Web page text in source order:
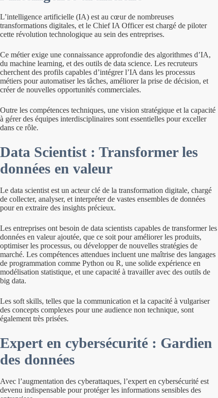
L’intelligence artificielle (IA) est au cœur de nombreuses
transformations digitales, et le Chief IA Officer est chargé de piloter
cette révolution technologique au sein des entreprises.
Ce métier exige une connaissance approfondie des algorithmes d’IA,
du machine learning, et des outils de data science. Les recruteurs
cherchent des profils capables d’intégrer l’IA dans les processus
métiers pour automatiser les tâches, améliorer la prise de décision, et
créer de nouvelles opportunités commerciales.
Outre les compétences techniques, une vision stratégique et la capacité
à gérer des équipes interdisciplinaires sont essentielles pour exceller
dans ce rôle.
Data Scientist : Transformer les
données en valeur
Le data scientist est un acteur clé de la transformation digitale, chargé
de collecter, analyser, et interpréter de vastes ensembles de données
pour en extraire des insights précieux.
Les entreprises ont besoin de data scientists capables de transformer les
données en valeur ajoutée, que ce soit pour améliorer les produits,
optimiser les processus, ou développer de nouvelles stratégies de
marché. Les compétences attendues incluent une maîtrise des langages
de programmation comme Python ou R, une solide expérience en
modélisation statistique, et une capacité à travailler avec des outils de
big data.
Les soft skills, telles que la communication et la capacité à vulgariser
des concepts complexes pour une audience non technique, sont
également très prisées.
Expert en cybersécurité : Gardien
des données
Avec l’augmentation des cyberattaques, l’expert en cybersécurité est
devenu indispensable pour protéger les informations sensibles des